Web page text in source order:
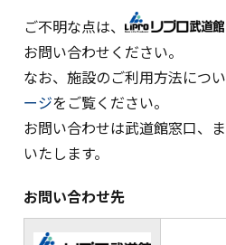
ご不明な点は、
お問い合わせください。
なお、施設のご利用方法につい
ージをご覧ください。
お問い合わせは武道館窓口、
いたします。
お問い合わせ先